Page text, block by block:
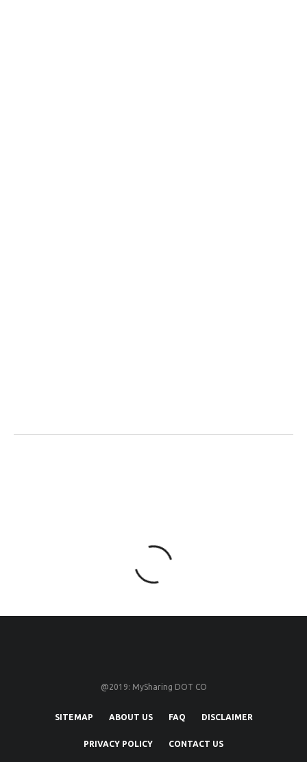
@2019: MySharing DOT CO
SITEMAP ABOUT US FAQ DISCLAIMER
PRIVACY POLICY CONTACT US